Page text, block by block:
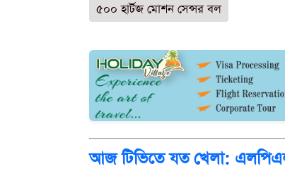
৫০০ হার্টজ মোশন সেন্সর বল
আজ টিভিতে যত খেলা: